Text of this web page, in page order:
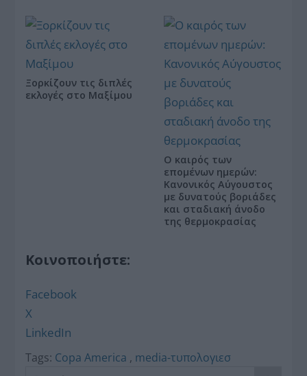
Ξορκίζουν τις διπλές
εκλογές στο Μαξίμου
Ο καιρός των
επομένων ημερών:
Κανονικός Αύγουστος
με δυνατούς βοριάδες
και σταδιακή άνοδο
της θερμοκρασίας
Κοινοποιήστε:
Facebook
X
LinkedIn
Tags: Copa America , media-τυπολογιεσ